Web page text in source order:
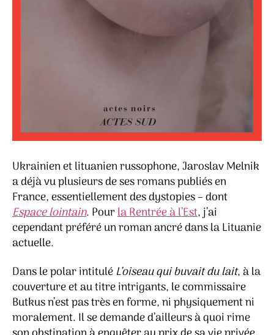
Ukrainien et lituanien russophone, Jaroslav Melnik
a déjà vu plusieurs de ses romans publiés en
France, essentiellement des dystopies – dont
Espace lointain. Pourla Rentrée à l’Est, j’ai
cependant préféré un roman ancré dans la Lituanie
actuelle.
Dans le polar intitulé L’oiseau qui buvait du lait, à la
couverture et au titre intrigants, le commissaire
Butkus n’est pas très en forme, ni physiquement ni
moralement. Il se demande d’ailleurs à quoi rime